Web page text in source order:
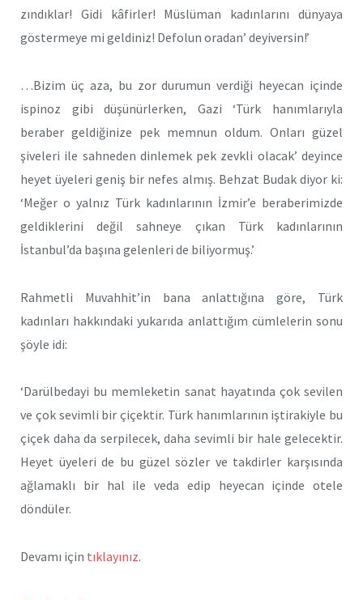
zındıklar! Gidi kâfirler! Müslüman kadınlarını dünyaya
göstermeye mi geldiniz! Defolun oradan’ deyiversin!’
…Bizim üç aza, bu zor durumun verdiği heyecan içinde
ispinoz gibi düşünürlerken, Gazi ‘Türk hanımlarıyla
beraber geldiğinize pek memnun oldum. Onları güzel
şiveleri ile sahneden dinlemek pek zevkli olacak’ deyince
heyet üyeleri geniş bir nefes almış. Behzat Budak diyor ki:
‘Meğer o yalnız Türk kadınlarının İzmir’e beraberimizde
geldiklerini değil sahneye çıkan Türk kadınlarının
İstanbul’da başına gelenleri de biliyormuş.’
Rahmetli Muvahhit’in bana anlattığına göre, Türk
kadınları hakkındaki yukarıda anlattığım cümlelerin sonu
şöyle idi:
‘Darülbedayi bu memleketin sanat hayatında çok sevilen
ve çok sevimli bir çiçektir. Türk hanımlarının iştirakiyle bu
çiçek daha da serpilecek, daha sevimli bir hale gelecektir.
Heyet üyeleri de bu güzel sözler ve takdirler karşısında
ağlamaklı bir hal ile veda edip heyecan içinde otele
döndüler.
Devamı için tıklayınız.